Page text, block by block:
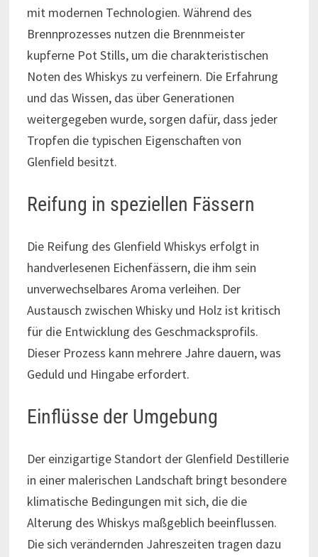
mit modernen Technologien. Während des
Brennprozesses nutzen die Brennmeister
kupferne Pot Stills, um die charakteristischen
Noten des Whiskys zu verfeinern. Die Erfahrung
und das Wissen, das über Generationen
weitergegeben wurde, sorgen dafür, dass jeder
Tropfen die typischen Eigenschaften von
Glenfield besitzt.
Reifung in speziellen Fässern
Die Reifung des Glenfield Whiskys erfolgt in
handverlesenen Eichenfässern, die ihm sein
unverwechselbares Aroma verleihen. Der
Austausch zwischen Whisky und Holz ist kritisch
für die Entwicklung des Geschmacksprofils.
Dieser Prozess kann mehrere Jahre dauern, was
Geduld und Hingabe erfordert.
Einflüsse der Umgebung
Der einzigartige Standort der Glenfield Destillerie
in einer malerischen Landschaft bringt besondere
klimatische Bedingungen mit sich, die die
Alterung des Whiskys maßgeblich beeinflussen.
Die sich verändernden Jahreszeiten tragen dazu